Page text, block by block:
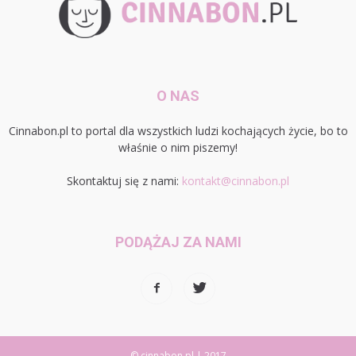
O NAS
Cinnabon.pl to portal dla wszystkich ludzi kochających życie, bo to
właśnie o nim piszemy!
Skontaktuj się z nami: kontakt@cinnabon.pl
PODĄŻAJ ZA NAMI